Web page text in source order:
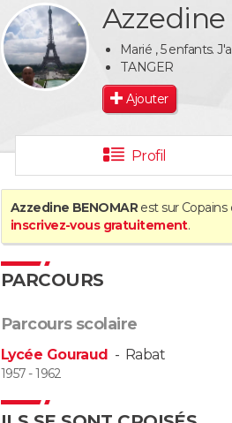
Marié , 5 enfants.
TANGER
Ajouter
Profil
Azzedine BENOMAR est sur
inscrivez-vous gratuitement.
PARCOURS
Parcours scolaire
Lycée Gouraud - Rabat
1957 - 1962